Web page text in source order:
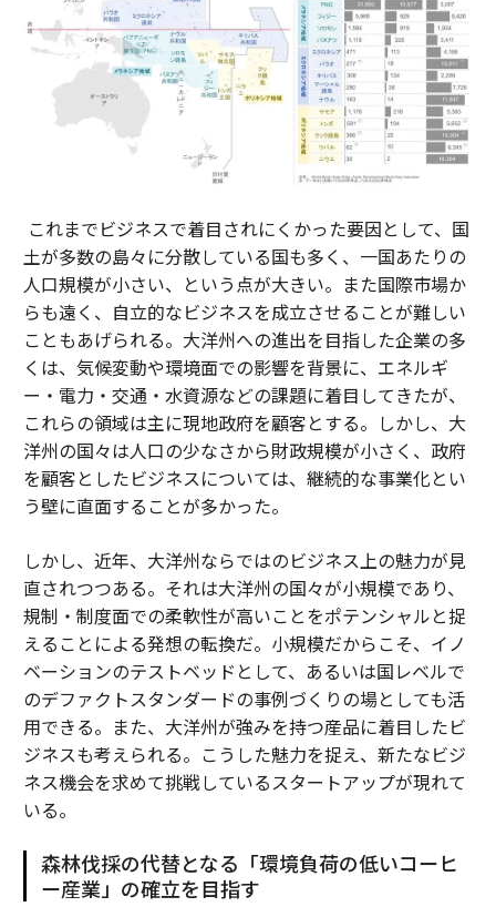
これまでビジネスで着目されにくかった要因として、国
土が多数の島々に分散している国も多く、一国あたりの
人口規模が小さい、という点が大きい。また国際市場か
らも遠く、自立的なビジネスを成立させることが難しい
こともあげられる。大洋州への進出を目指した企業の多
くは、気候変動や環境面での影響を背景に、エネルギ
ー・電力・交通・水資源などの課題に着目してきたが、
これらの領域は主に現地政府を顧客とする。しかし、大
洋州の国々は人口の少なさから財政規模が小さく、政府
を顧客としたビジネスについては、継続的な事業化とい
う壁に直面することが多かった。
しかし、近年、大洋州ならではのビジネス上の魅力が見
直されつつある。それは大洋州の国々が小規模であり、
規制・制度面での柔軟性が高いことをポテンシャルと捉
えることによる発想の転換だ。小規模だからこそ、イノ
ベーションのテストベッドとして、あるいは国レベルで
のデファクトスタンダードの事例づくりの場としても活
用できる。また、大洋州が強みを持つ産品に着目したビ
ジネスも考えられる。こうした魅力を捉え、新たなビジ
ネス機会を求めて挑戦しているスタートアップが現れて
いる。
森林伐採の代替となる「環境負荷の低いコーヒ
ー産業」の確立を目指す